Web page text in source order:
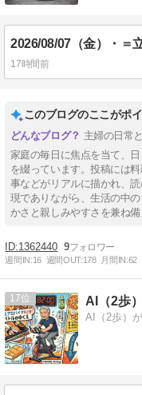
17時間前
このブログのここがポ
主婦の日常
家庭の毎日に焦点を当て、
を綴っています。投稿には
事などがリアルに描かれ、
現でありながら、生活の中
かさと親しみやすさを兼ね備
1362440 9
週間IN:16 週間OUT:178 月間IN:62
17
AI（2歩）